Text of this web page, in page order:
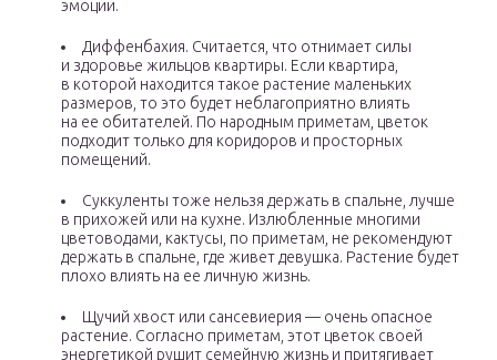
эмоции.
Диффенбахия. Считается, что отнимает силы
и здоровье жильцов квартиры. Если квартира,
в которой находится такое растение маленьких
размеров, то это будет неблагоприятно влиять
на ее обитателей. По народным приметам, цветок
подходит только для коридоров и просторных
помещений.
Суккуленты тоже нельзя держать в спальне, лучше
в прихожей или на кухне. Излюбленные многими
цветоводами, кактусы, по приметам, не рекомендуют
держать в спальне, где живет девушка. Растение будет
плохо влиять на ее личную жизнь.
Щучий хвост или сансевиерия — очень опасное
растение. Согласно приметам, этот цветок своей
энергетикой рушит семейную жизнь и притягивает